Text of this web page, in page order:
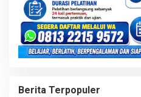
Berita Terpopuler